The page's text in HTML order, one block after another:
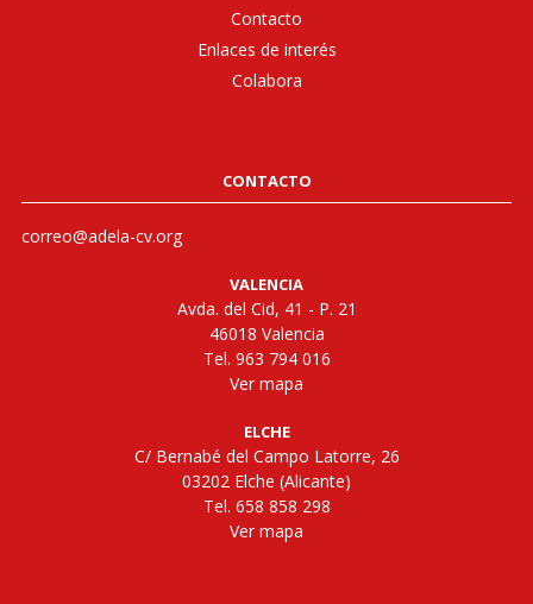
Contacto
Enlaces de interés
Colabora
CONTACTO
correo@adela-cv.org
VALENCIA
Avda. del Cid, 41 - P. 21
46018 Valencia
Tel. 963 794 016
Ver mapa
ELCHE
C/ Bernabé del Campo Latorre, 26
03202 Elche (Alicante)
Tel. 658 858 298
Ver mapa